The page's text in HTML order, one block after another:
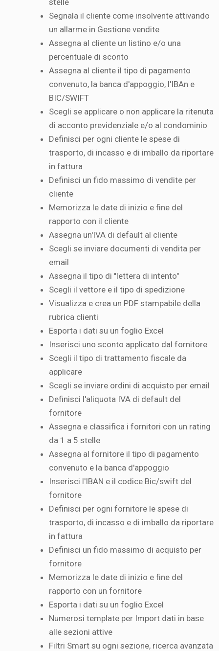
Segnala il cliente come insolvente attivando
un allarme in Gestione vendite
Assegna al cliente un listino e/o una
percentuale di sconto
Assegna al cliente il tipo di pagamento
convenuto, la banca d'appoggio, l'IBAn e
BIC/SWIFT
Scegli se applicare o non applicare la ritenuta
di acconto previdenziale e/o al condominio
Definisci per ogni cliente le spese di
trasporto, di incasso e di imballo da riportare
in fattura
Definisci un fido massimo di vendite per
cliente
Memorizza le date di inizio e fine del
rapporto con il cliente
Assegna un'IVA di default al cliente
Scegli se inviare documenti di vendita per
email
Assegna il tipo di "lettera di intento"
Scegli il vettore e il tipo di spedizione
Visualizza e crea un PDF stampabile della
rubrica clienti
Esporta i dati su un foglio Excel
Inserisci uno sconto applicato dal fornitore
Scegli il tipo di trattamento fiscale da
applicare
Scegli se inviare ordini di acquisto per email
Definisci l'aliquota IVA di default del
fornitore
Assegna e classifica i fornitori con un rating
da 1 a 5 stelle
Assegna al fornitore il tipo di pagamento
convenuto e la banca d'appoggio
Inserisci l'IBAN e il codice Bic/swift del
fornitore
Definisci per ogni fornitore le spese di
trasporto, di incasso e di imballo da riportare
in fattura
Definisci un fido massimo di acquisto per
fornitore
Memorizza le date di inizio e fine del
rapporto con un fornitore
Esporta i dati su un foglio Excel
Numerosi template per Import dati in base
alle sezioni attive
Filtri Smart su ogni sezione, ricerca avanzata